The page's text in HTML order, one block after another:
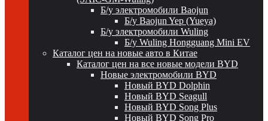
Б/у электромобили Baojun
Б/у Baojun Yep (Yueya)
Б/у электромобили Wuling
Б/у Wuling Hongguang Mini EV
Каталог цен на новые авто в Китае
Каталог цен на все новые модели BYD
Новые электромобили BYD
Новый BYD Dolphin
Новый BYD Seagull
Новый BYD Song Plus
Новый BYD Song Pro